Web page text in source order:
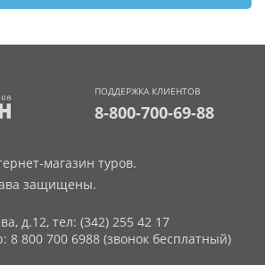
ПОДДЕРЖКА КЛИЕНТОВ
8-800-700-69-88
магазин туров.
защищены.
д.12, тел: (342) 255 42 17
800 700 6988 (звонок бесплатный)